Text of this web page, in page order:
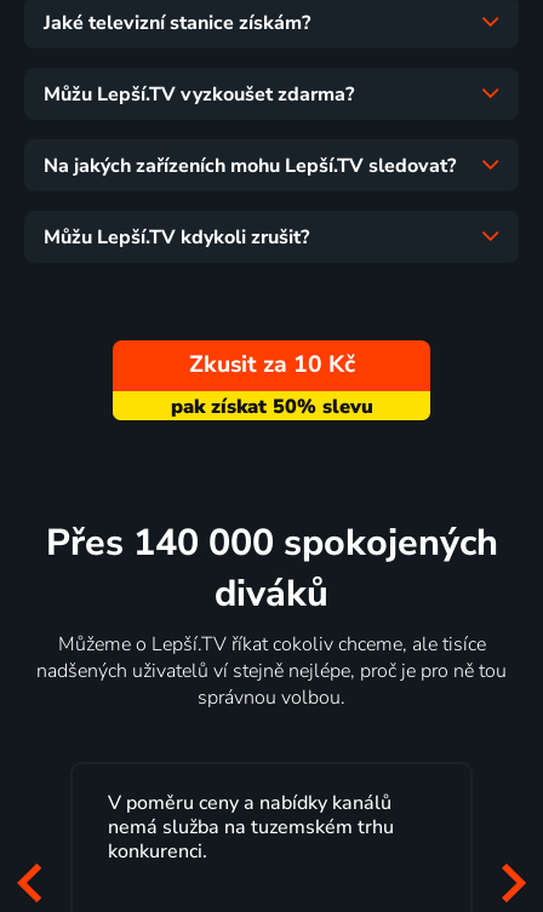
Jaké televizní stanice získám?
Můžu Lepší.TV vyzkoušet zdarma?
Na jakých zařízeních mohu Lepší.TV sledovat?
Můžu Lepší.TV kdykoli zrušit?
Zkusit za 10 Kč
Přes 140 000 spokojených
diváků
Můžeme o Lepší.TV říkat cokoliv chceme, ale tisíce
nadšených uživatelů ví stejně nejlépe, proč je pro ně tou
správnou volbou.
Lepší.TV sleduji už několik let s
maximální spokojeností. Velký výběr
programů a nemuset běžet k TV na